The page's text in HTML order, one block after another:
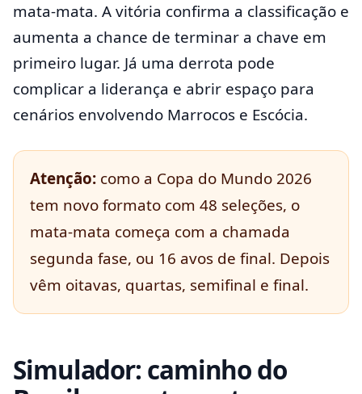
mata-mata. A vitória confirma a classificação e
aumenta a chance de terminar a chave em
primeiro lugar. Já uma derrota pode
complicar a liderança e abrir espaço para
cenários envolvendo Marrocos e Escócia.
Atenção: como a Copa do Mundo 2026
tem novo formato com 48 seleções, o
mata-mata começa com a chamada
segunda fase, ou 16 avos de final. Depois
vêm oitavas, quartas, semifinal e final.
Simulador: caminho do